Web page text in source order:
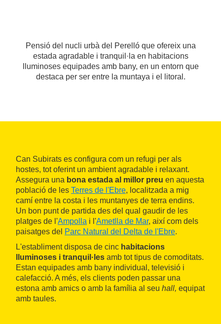
Pensió del nucli urbà del Perelló que ofereix una
estada agradable i tranquil·la en habitacions
lluminoses equipades amb bany, en un entorn que
destaca per ser entre la muntaya i el litoral.
Can Subirats es configura com un refugi per als
hostes, tot oferint un ambient agradable i relaxant.
Assegura una bona estada al millor preu en aquesta
població de les Terres de l'Ebre, localitzada a mig
camí entre la costa i les muntanyes de terra endins.
Un bon punt de partida des del qual gaudir de les
platges de l'Ampolla i l'Ametlla de Mar, així com dels
paisatges del Parc Natural del Delta de l'Ebre.
L'establiment disposa de cinc habitacions
lluminoses i tranquil·les amb tot tipus de comoditats.
Estan equipades amb bany individual, televisió i
calefacció. A més, els clients poden passar una
estona amb amics o amb la família al seu hall, equipat
amb taules.